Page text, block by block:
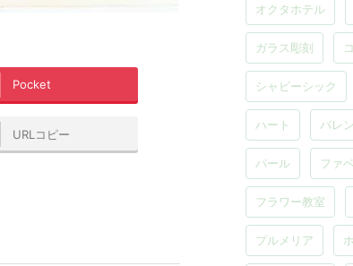
Pocket
URLコピー
オクタホテル
ガラス彫刻
シャビーシック
ハート バレ
パール ファ
フラワー教室
プルメリア